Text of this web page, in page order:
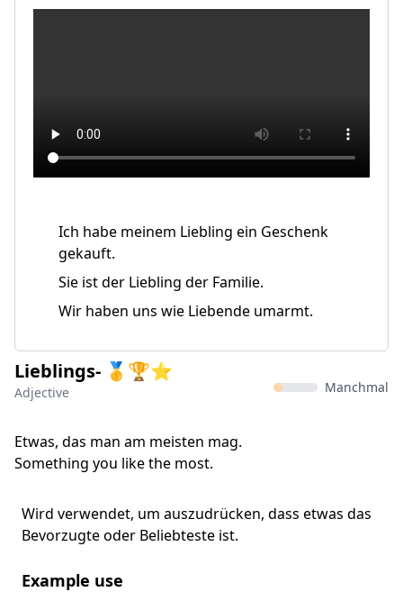
Ich habe meinem Liebling ein Geschenk
gekauft.
Sie ist der Liebling der Familie.
Wir haben uns wie Liebende umarmt.
Lieblings- 🥇🏆⭐
Adjective Manchmal
Etwas, das man am meisten mag.
Something you like the most.
Wird verwendet, um auszudrücken, dass etwas das
Bevorzugte oder Beliebteste ist.
Example use